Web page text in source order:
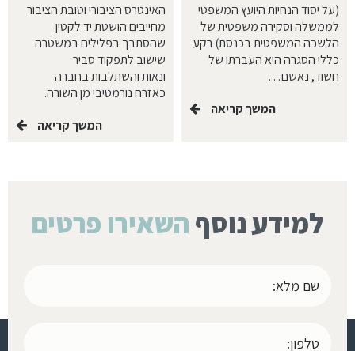
(על יסוד הנחיות היועץ המשפטי
לממשלה וסקירה משפטית של
הלשכה המשפטית בכנסת) רקע
כללי הסגרה היא העברתו של
חשוד, נאשם…
המשך קריאה
האינטרס הציבורי וטובת הציבור
מחייבים הושטת יד לקטין
שהסתבך בפלילים במשטרה
שישוב לתפקוד סביר
ונאות והשתלבות בחברה
כאזרח נורמטיבי מן השורה.
המשך קריאה
למידע נוסףהשאירו פרטים